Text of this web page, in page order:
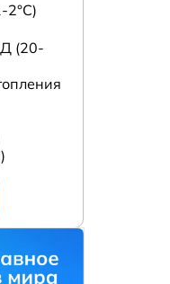
2°С)
(20-